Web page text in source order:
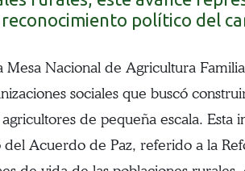
político del
Nacional de Agricultura
sociales que buscó
de pequeña escala. Esta
Acuerdo de Paz, referido a la